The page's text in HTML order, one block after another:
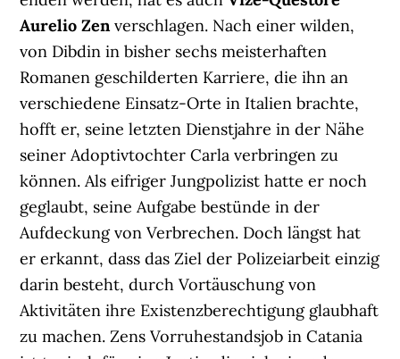
Aurelio Zenverschlagen. Nach einer wilden,
von Dibdin in bisher sechs meisterhaften
Romanen geschilderten Karriere, die ihn an
verschiedene Einsatz-Orte in Italien brachte,
hofft er, seine letzten Dienstjahre in der Nähe
seiner Adoptivtochter Carla verbringen zu
können. Als eifriger Jungpolizist hatte er noch
geglaubt, seine Aufgabe bestünde in der
Aufdeckung von Verbrechen. Doch längst hat
er erkannt, dass das Ziel der Polizeiarbeit einzig
darin besteht, durch Vortäuschung von
Aktivitäten ihre Existenzberechtigung glaubhaft
zu machen. Zens Vorruhestandsjob in Catania